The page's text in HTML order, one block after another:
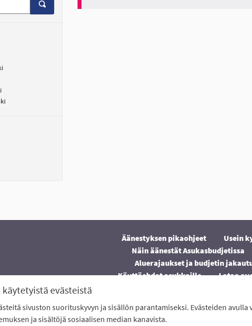
evästeistä
sivuston suorituskyvyn ja sisällön parantamiseksi. Evästeiden avulla
ja sisältöjä sosiaalisen median kanavista.
Äänestyksen pikaohjeet
Usein
Näin äänestät Asukasbudjetissa
Aluerajaukset ja budjetin
Käyttöehdot asukkaille
Lataa
luotuvapaan ohjelmiston
avulla.